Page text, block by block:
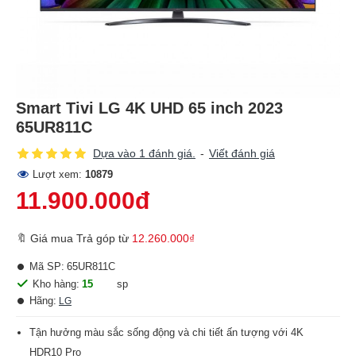
Smart Tivi LG 4K UHD 65 inch 2023
65UR811C
Dựa vào 1 đánh giá. - Viết đánh giá
Lượt xem: 10879
11.900.000đ
🔖 Giá mua Trả góp từ 12.260.000₫
Kho hàng: 15
sp
Hãng: LG
Mã SP: 65UR811C
Tận hưởng màu sắc sống động và chi tiết ấn tượng với 4K
HDR10 Pro